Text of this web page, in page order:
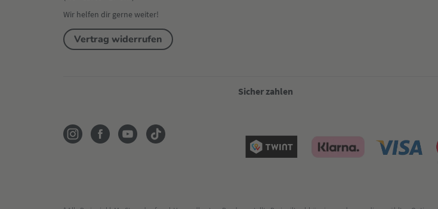
Wir helfen dir gerne weiter!
Vertrag widerrufen
Sicher zahlen